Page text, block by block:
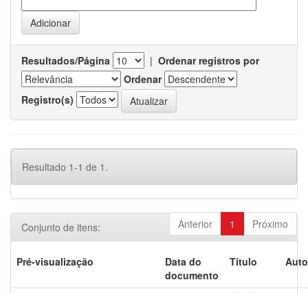
Resultados/Página | Ordenar registros por
Ordenar
Registro(s)
Resultado 1-1 de 1.
Anterior 1 Próximo
Conjunto de itens:
Pré-visualização
Data do
documento
Título